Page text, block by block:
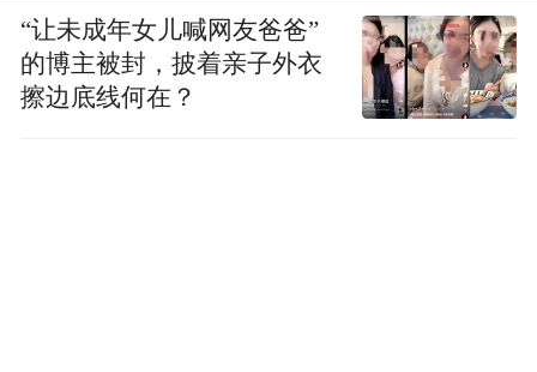
“让未成年女儿喊网友爸爸”
的博主被封，披着亲子外衣
擦边底线何在？